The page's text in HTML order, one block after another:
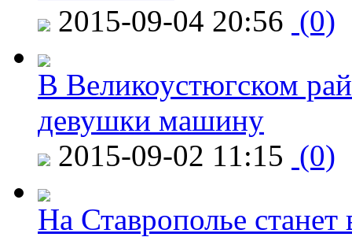
2015-09-04 20:56 (0)
В Великоустюгском
девушки машину
2015-09-02 11:15 (0)
На Ставрополье